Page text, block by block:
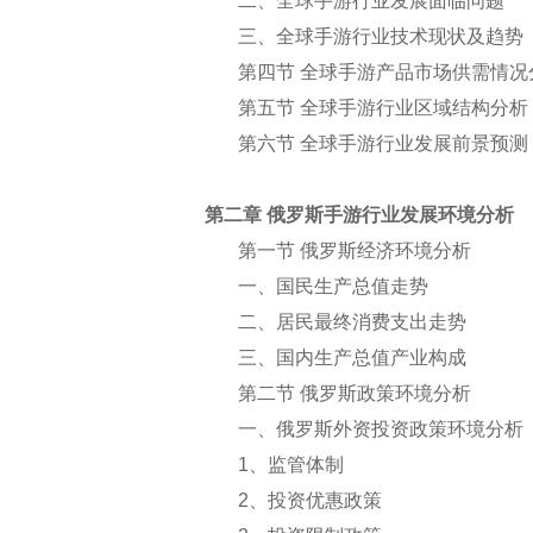
三、全球手游行业技术现状及趋势
第四节 全球手游产品市场供需情况
第五节 全球手游行业区域结构分析
第六节 全球手游行业发展前景预测
第二章 俄罗斯手游行业发展环境分析
第一节 俄罗斯经济环境分析
一、国民生产总值走势
二、居民最终消费支出走势
三、国内生产总值产业构成
第二节 俄罗斯政策环境分析
一、俄罗斯外资投资政策环境分析
1 、监管体制
2 、投资优惠政策